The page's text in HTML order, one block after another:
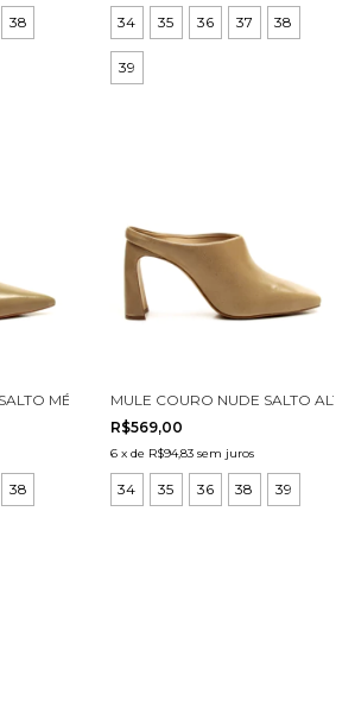
38 34 35 36 37 38
39
MÉDIO CECCONELLO 3010002-3
38
MULE COURO NUDE SALTO
R$569,00
6 x de R$94,83 sem juros
34 35 36 38 39